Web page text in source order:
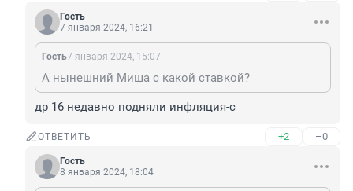
Гость
7 января 2024, 16:21
Гость7 января 2024, 15:07
А нынешний Миша с какой ставкой?
др 16 недавно подняли инфляция-с
ОТВЕТИТЬ +2 –0
Гость
8 января 2024, 18:04